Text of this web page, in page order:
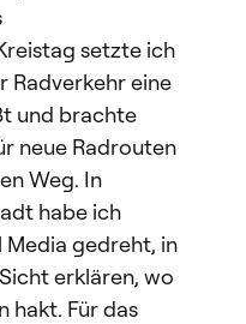
setzte ich
Radverkehr eine
und brachte
neue Radrouten
Weg. In
habe ich
gedreht, in
erklären, wo
hakt. Für das